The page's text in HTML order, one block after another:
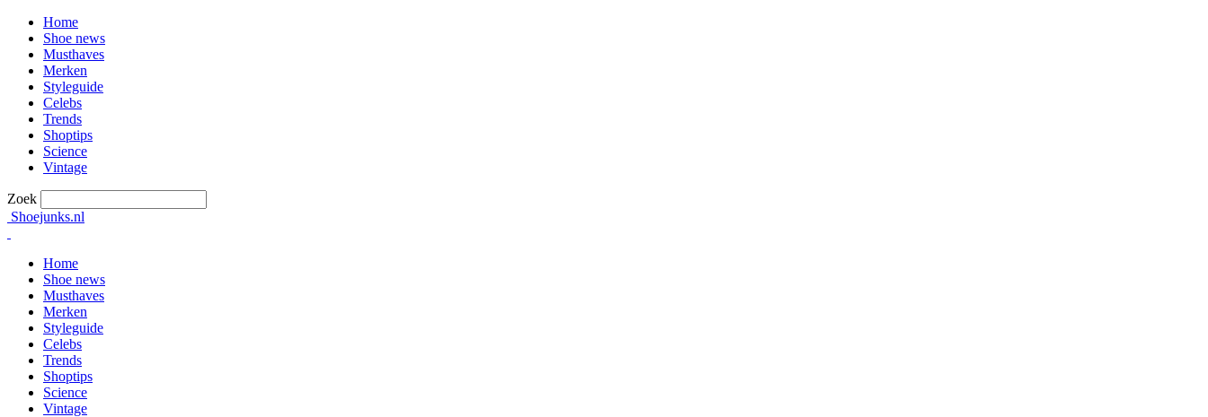
Home
Shoe news
Musthaves
Merken
Styleguide
Celebs
Trends
Shoptips
Science
Vintage
Zoek
Shoejunks.nl
Home
Shoe news
Musthaves
Merken
Styleguide
Celebs
Trends
Shoptips
Science
Vintage